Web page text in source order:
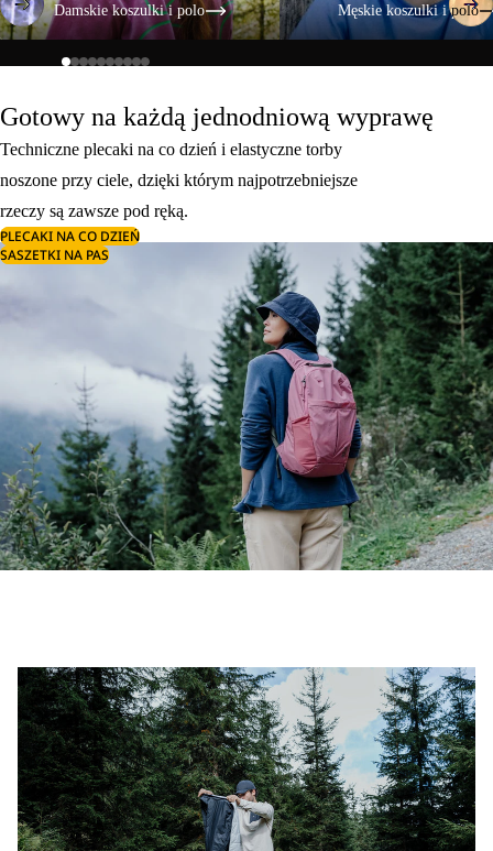
Damskie koszulki i polo Męskie koszulki i polo
Gotowy na każdą jednodniową wyprawę
Techniczne plecaki na co dzień i elastyczne torby
noszone przy ciele, dzięki którym najpotrzebniejsze
rzeczy są zawsze pod ręką.
PLECAKI NA CO DZIEŃ
SASZETKI NA PAS